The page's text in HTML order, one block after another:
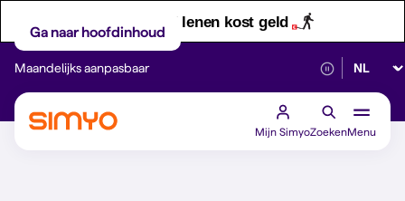
Let op! Geld lenen kost geld
Ga naar hoofdinhoud
Maandelijks aanpasbaar Betrouwbaar
Mijn SimyoZoekenMenu